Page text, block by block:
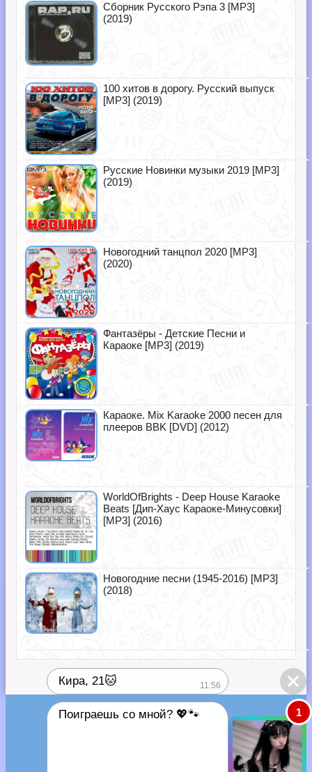
Сборник Русского Рэпа 3 [MP3]
(2019)
100 хитов в дорогу. Русский выпуск
[MP3] (2019)
Русские Новинки музыки 2019 [MP3]
(2019)
Новогодний танцпол 2020 [MP3]
(2020)
Фантазёры - Детские Песни и
Караоке [MP3] (2019)
Караоке. Mix Karaoke 2000 песен для
плееров BBK [DVD] (2012)
WorldOfBrights - Deep House Karaoke
Beats [Дип-Хаус Караоке-Минусовки]
[MP3] (2016)
Новогодние песни (1945-2016) [MP3]
(2018)
Кира, 21🐱 11:56
Поиграешь со мной? 💖🐾 1